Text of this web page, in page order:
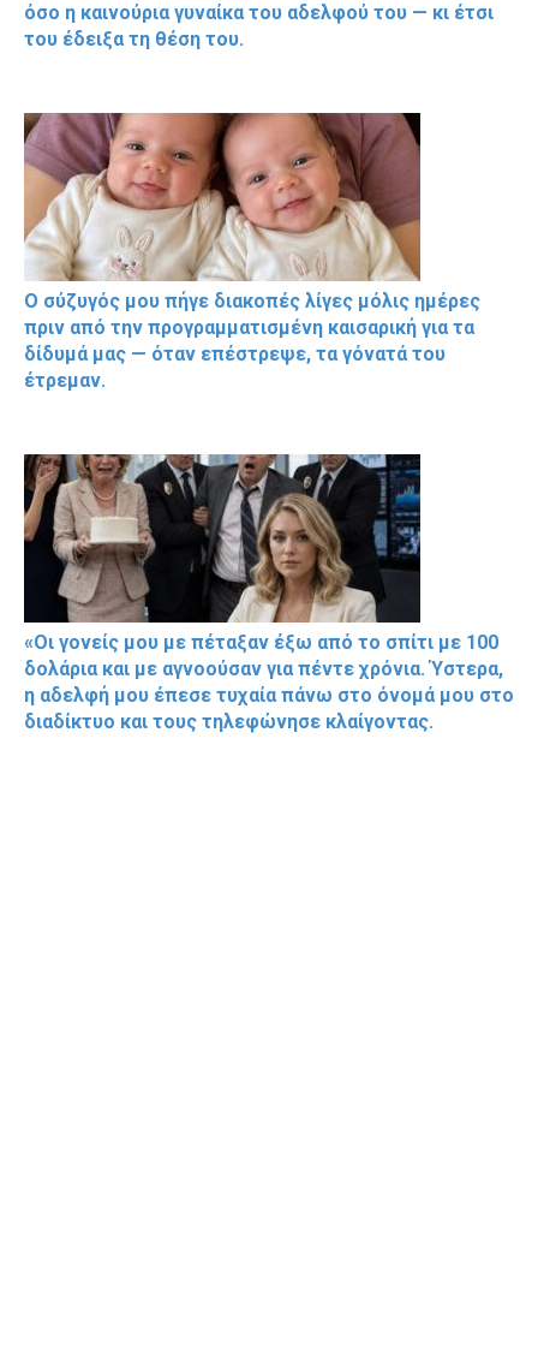
όσο η καινούρια γυναίκα του αδελφού του — κι έτσι
του έδειξα τη θέση του.
Ο σύζυγός μου πήγε διακοπές λίγες μόλις ημέρες
πριν από την προγραμματισμένη καισαρική για τα
δίδυμά μας — όταν επέστρεψε, τα γόνατά του
έτρεμαν.
«Οι γονείς μου με πέταξαν έξω από το σπίτι με 100
δολάρια και με αγνοούσαν για πέντε χρόνια. Ύστερα,
η αδελφή μου έπεσε τυχαία πάνω στο όνομά μου στο
διαδίκτυο και τους τηλεφώνησε κλαίγοντας.